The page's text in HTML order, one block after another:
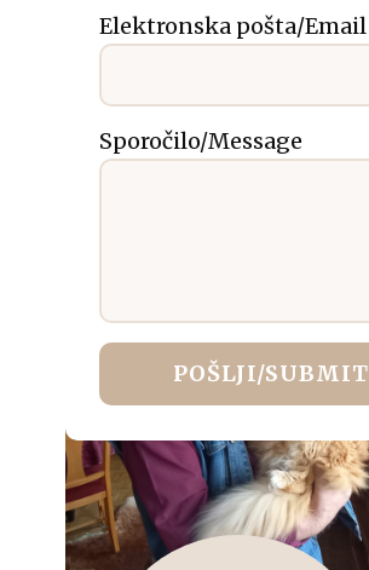
Elektronska pošta/Email
Sporočilo/Message
POŠLJI/SUBMIT